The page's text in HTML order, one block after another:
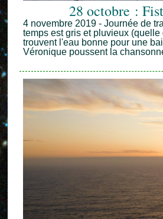
28 octobre :
4 novembre 2019 - Journée de
temps est gris et pluvieux
trouvent l'eau bonne pour une
Véronique poussent la